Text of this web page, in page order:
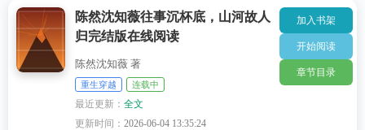
陈然沈知薇往事沉杯底，山河故人
归完结版在线阅读
陈然沈知薇 著
重生穿越 连载中
最近更新：全文
更新时间：2026-06-04 13:35:24
加入书架
开始阅读
章节目录